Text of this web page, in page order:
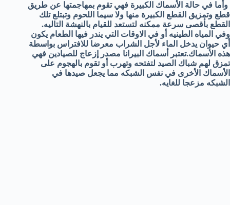
وأما في حالة الأسماك الكبيرة فهي تقوم بمهاجمتها عن طريق
قطع وتمزيق القطع الكبيرة منها ولا سيما اللحوم وتبتلع تلك
القطع بأقصى سرعة ممكنه لتستعد للقيام بالنهشة التاليه.
وفي المياه الطينيه أو في الاوقات التي يندر فيها الطعام يكون
أي حيوان يدخل الماء لأجل الشراب معرضا للافتراس بواسطة
هذه الأسماك.تعتبر أسماك البيرانا مصدر إزعاج للصيادين فهي
تمزق لهم شباك الصيد لتفتحه وتهرب أو تقوم بالهجوم على
الأسماك الأخرى في نفس الشبكه مما يجعل صيدها في
الشبكه مزعجا للغايه.